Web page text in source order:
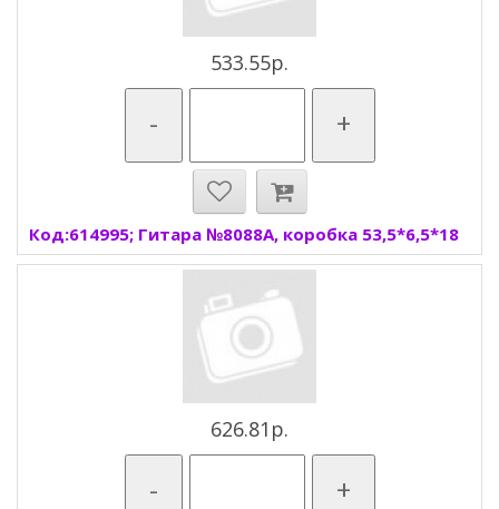
533.55р.
- +
Код:614995; Гитара №8088A, коробка 53,5*6,5*18
626.81р.
- +